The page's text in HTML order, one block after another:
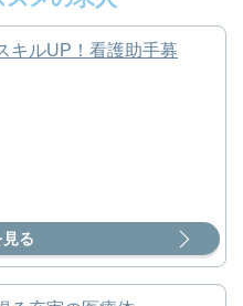
キルUP！看護助手募
る